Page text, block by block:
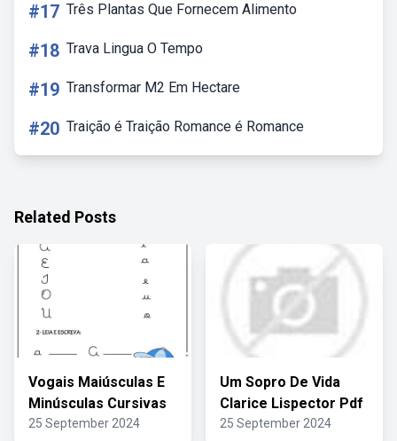
#17 Três Plantas Que Fornecem Alimento
#18 Trava Lingua O Tempo
#19 Transformar M2 Em Hectare
#20 Traição é Traição Romance é Romance
Related Posts
Vogais Maiúsculas E
Minúsculas Cursivas
25 September 2024
Um Sopro De Vida
Clarice Lispector Pdf
25 September 2024